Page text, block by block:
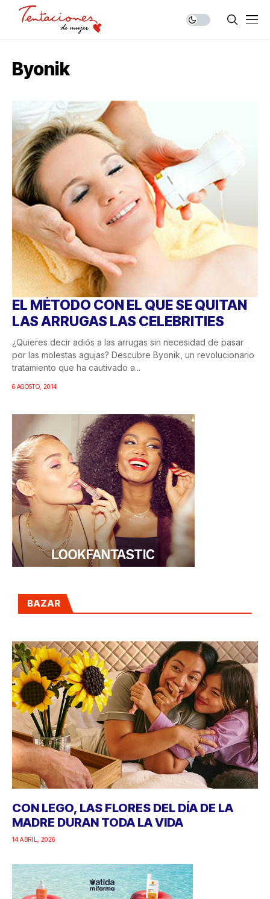
Byonik
EL MÉTODO CON EL QUE SE QUITAN
LAS ARRUGAS LAS CELEBRITIES
¿Quieres decir adiós a las arrugas sin necesidad de pasar
por las molestas agujas? Descubre Byonik, un revolucionario
tratamiento que ha cautivado a...
6 AGOSTO, 2014
BAZAR
CON LEGO, LAS FLORES DEL DÍA DE LA
MADRE DURAN TODA LA VIDA
14 ABRIL, 2026